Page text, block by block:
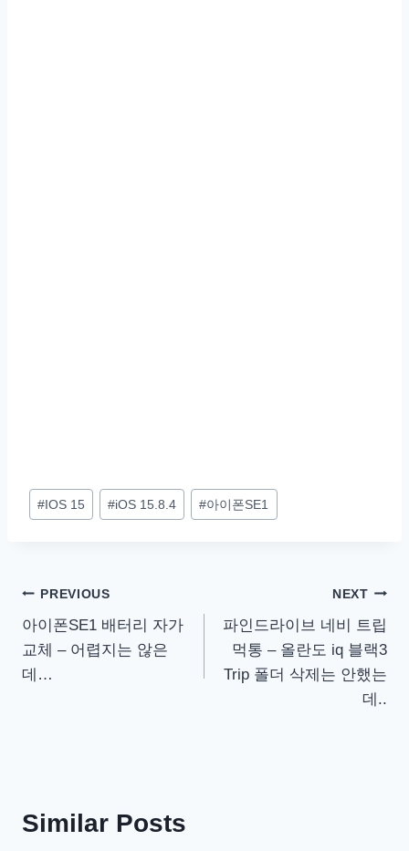
Post
Tags:
# IOS 15 #iOS 15.8.4 #아이폰SE1
글
탐
색
PREVIOUS
아이폰SE1 배터리 자가
교체 – 어렵지는 않은
데…
NEXT
파인드라이브 네비 트립
먹통 – 올란도 iq 블랙3
Trip 폴더 삭제는 안했는
데..
Similar Posts